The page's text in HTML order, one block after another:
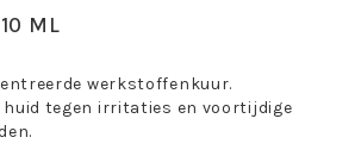
ML
werkstoffenkuur.
huid tegen irritaties en voortijdige